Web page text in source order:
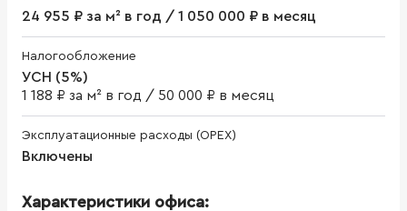
24 955 ₽ за м² в год / 1 050 000 ₽ в месяц
Налогообложение
УСН (5%)
1 188 ₽ за м² в год / 50 000 ₽ в месяц
Эксплуатационные расходы (OPEX)
Включены
Характеристики офиса: